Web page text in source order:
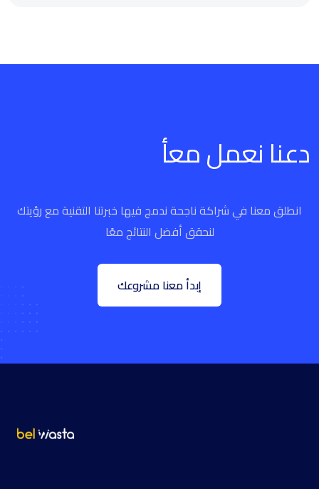
دعنا نعمل معأ
انطلق معنا في شراكة ناجحة ندمج فيها خبرتنا التقنية مع رؤيتك
لنحقق أفضل النتائج معًا
إبدأ معنا مشروعك